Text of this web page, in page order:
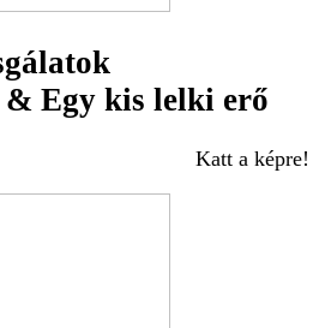
& Egy kis lelki erő
Katt a képre!